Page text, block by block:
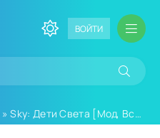
ВОЙТИ
» Sky: Дети Света [Мод, Всё открыто]